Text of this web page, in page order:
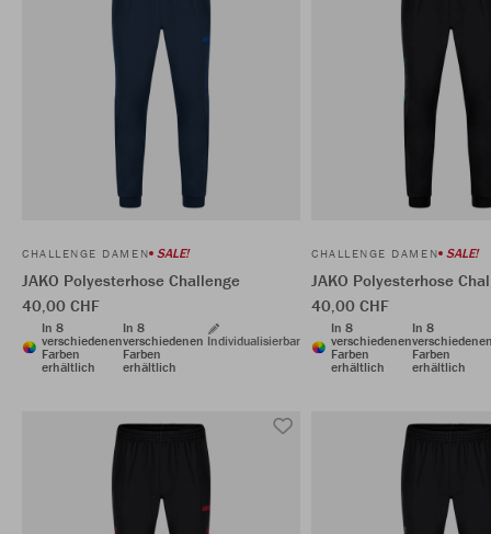
CHALLENGE DAMEN SALE!
JAKO Polyesterhose Challenge
40,00 CHF
In 8
verschiedenen
Farben
erhältlich
In 8
verschiedenen
Farben
erhältlich
Individualisierbar
CHALLENGE DAMEN SALE!
JAKO Polyesterhose
40,00 CHF
In 8
verschiedenen
Farben
erhältlich
In 8
Farben
erhältlich